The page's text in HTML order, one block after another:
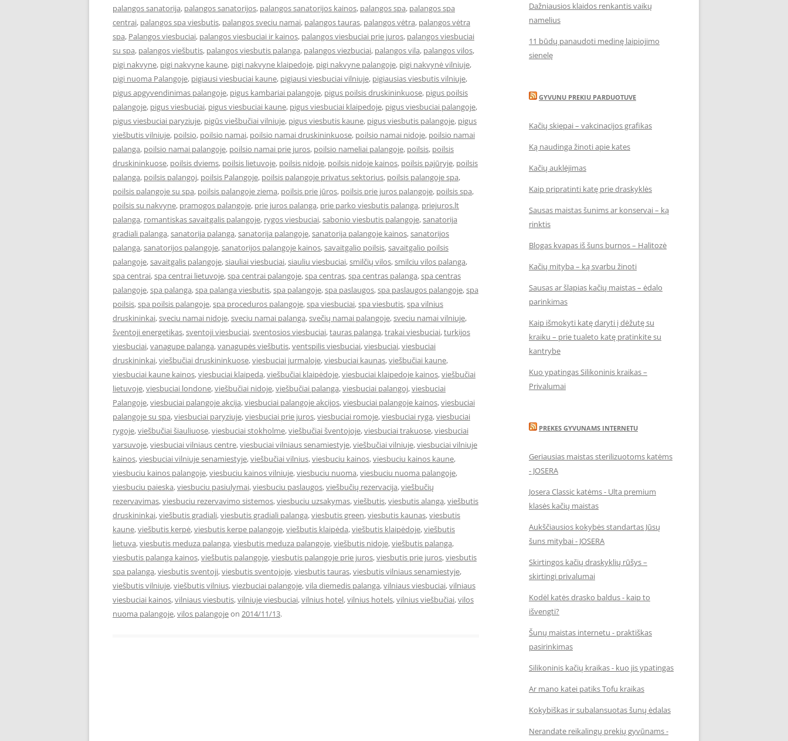
palangos sanatorija, palangos sanatorijos, palangos sanatorijos kainos, palangos spa, palangos spa
centrai, palangos spa viesbutis, palangos sveciu namai, palangos tauras, palangos vėtra, palangos vėtra
spa, Palangos viesbuciai, palangos viesbuciai ir kainos, palangos viesbuciai prie juros, palangos viesbuciai
su spa, palangos viešbutis, palangos viesbutis palanga, palangos viezbuciai, palangos vila, palangos vilos,
pigi nakvyne, pigi nakvyne kaune, pigi nakvyne klaipedoje, pigi nakvyne palangoje, pigi nakvynė vilniuje,
pigi nuoma Palangoje, pigiausi viesbuciai kaune, pigiausi viesbuciai vilniuje, pigiausias viesbutis vilniuje,
pigus apgyvendinimas palangoje, pigus kambariai palangoje, pigus poilsis druskininkuose, pigus poilsis
palangoje, pigus viesbuciai, pigus viesbuciai kaune, pigus viesbuciai klaipedoje, pigus viesbuciai palangoje,
pigus viesbuciai paryziuje, pigūs viešbučiai vilniuje, pigus viesbutis kaune, pigus viesbutis palangoje, pigus
viešbutis vilniuje, poilsio, poilsio namai, poilsio namai druskininkuose, poilsio namai nidoje, poilsio namai
palanga, poilsio namai palangoje, poilsio namai prie juros, poilsio nameliai palangoje, poilsis, poilsis
druskininkuose, poilsis dviems, poilsis lietuvoje, poilsis nidoje, poilsis nidoje kainos, poilsis pajūryje, poilsis
palanga, poilsis palangoj, poilsis Palangoje, poilsis palangoje privatus sektorius, poilsis palangoje spa,
poilsis palangoje su spa, poilsis palangoje ziema, poilsis prie jūros, poilsis prie juros palangoje, poilsis spa,
poilsis su nakvyne, pramogos palangoje, prie juros palanga, prie parko viesbutis palanga, priejuros.lt
palanga, romantiskas savaitgalis palangoje, rygos viesbuciai,sabonio viesbutis palangoje,sanatorija
gradiali palanga,sanatorija palanga,sanatorija palangoje,sanatorija palangoje kainos,sanatorijos
palanga,sanatorijos palangoje,sanatorijos palangoje kainos,savaitgalio poilsis,savaitgalio poilsis
palangoje,savaitgalis palangoje,siauliai viesbuciai,siauliu viesbuciai,smilčių vilos,smilciu vilos palanga,
spa centrai,spa centrai lietuvoje,spa centrai palangoje,spa centras,spa centras palanga,spa centras
palangoje,spa palanga,spa palanga viesbutis,spa palangoje,spa paslaugos,spa paslaugos palangoje,spa
poilsis,spa poilsis palangoje,spa proceduros palangoje,spa viesbuciai,spa viesbutis,spa vilnius
druskininkai,sveciu namai nidoje,sveciu namai palanga,svečių namai palangoje,sveciu namai vilniuje,
šventoji energetikas,sventoji viesbuciai,sventosios viesbuciai,tauras palanga,trakai viesbuciai,turkijos
viesbuciai,vanagupe palanga,vanagupės viešbutis,ventspilis viesbuciai,viesbuciai,viesbuciai
druskininkai,viešbučiai druskininkuose,viesbuciai jurmaloje,viesbuciai kaunas,viešbučiai kaune,
viesbuciai kaune kainos,viesbuciai klaipeda,viešbučiai klaipėdoje,viesbuciai klaipedoje kainos,viešbučiai
lietuvoje,viesbuciai londone,viešbučiai nidoje,viešbučiai palanga,viesbuciai palangoj,viesbuciai
Palangoje,viesbuciai palangoje akcija,viesbuciai palangoje akcijos,viesbuciai palangoje kainos,viesbuciai
palangoje su spa,viesbuciai paryziuje,viesbuciai prie juros,viesbuciai romoje,viesbuciai ryga,viesbuciai
rygoje,viešbučiai šiauliuose,viesbuciai stokholme,viešbučiai šventojoje,viesbuciai trakuose,viesbuciai
varsuvoje,viesbuciai vilniaus centre,viesbuciai vilniaus senamiestyje,viešbučiai vilniuje,viesbuciai vilniuje
kainos,viesbuciai vilniuje senamiestyje,viešbučiai vilnius,viesbuciu kainos,viesbuciu kainos kaune,
viesbuciu kainos palangoje,viesbuciu kainos vilniuje,viesbuciu nuoma,viesbuciu nuoma palangoje,
viesbuciu paieska,viesbuciu pasiulymai,viesbuciu paslaugos,viešbučių rezervacija,viešbučių
rezervavimas,viesbuciu rezervavimo sistemos,viesbuciu uzsakymas,viešbutis,viesbutis alanga,viešbutis
druskininkai,viešbutis gradiali,viesbutis gradiali palanga,viesbutis green,viesbutis kaunas,viesbutis
kaune,viešbutis kerpė,viesbutis kerpe palangoje,viešbutis klaipėda,viešbutis klaipėdoje,viešbutis
lietuva,viesbutis meduza palanga,viesbutis meduza palangoje,viešbutis nidoje,viešbutis palanga,
viesbutis palanga kainos,viešbutis palangoje,viesbutis palangoje prie juros,viesbutis prie juros,viesbutis
spa palanga,viesbutis sventoji,viesbutis sventojoje,viesbutis tauras,viesbutis vilniaus senamiestyje,
viešbutis vilniuje,viešbutis vilnius,viezbuciai palangoje,vila diemedis palanga,vilniaus viesbuciai,vilniaus
viesbuciai kainos,vilniaus viesbutis,vilniuje viesbuciai,vilnius hotel,vilnius hotels,vilnius viešbučiai,vilos
nuoma palangoje,vilos palangojeon 2014/11/13.
Dažniausios klaidos renkantis vaikų
namelius
11 būdų panaudoti medinę laipiojimo
sienelę
GYVUNU PREKIU PARDUOTUVE
Kačių skiepai – vakcinacijos grafikas
Ką naudinga žinoti apie kates
Kačių auklėjimas
Kaip pripratinti katę prie draskyklės
Sausas maistas šunims ar konservai – ką
rinktis
Blogas kvapas iš šuns burnos – Halitozė
Kačių mityba – ką svarbu žinoti
Sausas ar šlapias kačių maistas – ėdalo
parinkimas
Kaip išmokyti katę daryti į dėžutę su
kraiku – prie tualeto katę pratinkite su
kantrybe
Kuo ypatingas Silikoninis kraikas –
Privalumai
PREKES GYVUNAMS INTERNETU
Geriausias maistas sterilizuotoms katėms
- JOSERA
Josera Classic katėms - Ulta premium
klasės kačių maistas
Aukščiausios kokybės standartas Jūsų
šuns mitybai - JOSERA
Skirtingos kačių draskyklių rūšys –
skirtingi privalumai
Kodėl katės drasko baldus - kaip to
išvengti?
Šunų maistas internetu - praktiškas
pasirinkimas
Silikoninis kačių kraikas - kuo jis ypatingas
Ar mano katei patiks Tofu kraikas
Kokybiškas ir subalansuotas šunų ėdalas
Nerandate reikalingų prekių gyvūnams -